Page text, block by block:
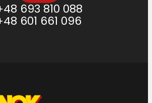
693 810 088
601 661 096